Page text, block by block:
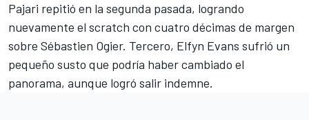
Pajari repitió en la segunda pasada, logrando
nuevamente el scratch con cuatro décimas de margen
sobre Sébastien Ogier. Tercero, Elfyn Evans sufrió un
pequeño susto que podría haber cambiado el
panorama, aunque logró salir indemne.